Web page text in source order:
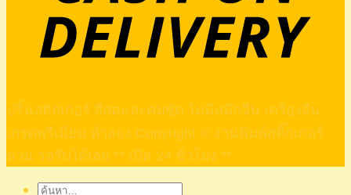
ปริ้นสติกเกอร์ สีสดและคมชัด ไม่มีหมึกจีน เครื่องจีน
เกรดพรีเมียม ท้าลอง Copyright © งานพิมพ์สติ๊กเกอร์
ด่วน รอรับได้เลย ** เปิด 24 ชั่วโมง **
ค้นหา: